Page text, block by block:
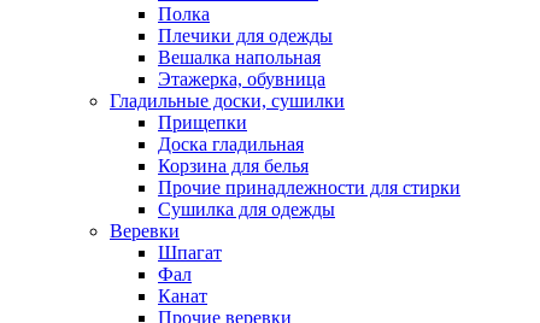
Полка
Плечики для одежды
Вешалка напольная
Этажерка, обувница
Гладильные доски, сушилки
Прищепки
Доска гладильная
Корзина для белья
Прочие принадлежности для стирки
Сушилка для одежды
Веревки
Шпагат
Фал
Канат
Прочие веревки